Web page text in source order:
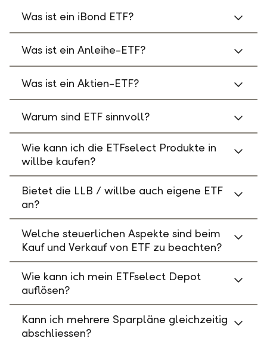
Was ist ein iBond ETF?
Was ist ein Anleihe-ETF?
Was ist ein Aktien-ETF?
Warum sind ETF sinnvoll?
Wie kann ich die ETFselect Produkte in
willbe kaufen?
Bietet die LLB / willbe auch eigene ETF
an?
Welche steuerlichen Aspekte sind beim
Kauf und Verkauf von ETF zu beachten?
Wie kann ich mein ETFselect Depot
auflösen?
Kann ich mehrere Sparpläne gleichzeitig
abschliessen?